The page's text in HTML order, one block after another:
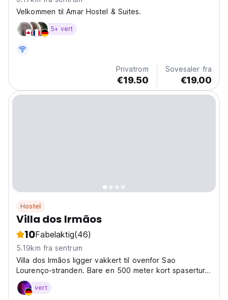
Velkommen til Amar Hostel & Suites.
5+ vert
Privatrom
€19.50
Sovesaler fra
€19.00
Hostel
Villa dos Irmãos
10Fabelaktig(46)
5.19km fra sentrum
Villa dos Irmãos ligger vakkert til ovenfor Sao
Lourenço-stranden. Bare en 500 meter kort spasertur
og
vert